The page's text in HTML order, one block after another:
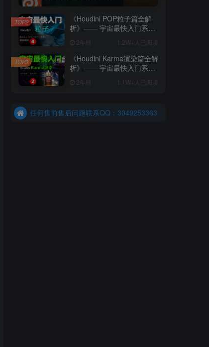
《Houdini POP粒子篇全解
析》—— 宇宙最快入门系列
2年前 1.2W+人已阅读
TOP2
《Houdini Karma渲染篇全解
析》—— 宇宙最快入门系列
2年前 1.1W+人已阅读
TOP3
任何售前售后问题联系QQ：3049253363
任何售前售后问题联系QQ：3049253363